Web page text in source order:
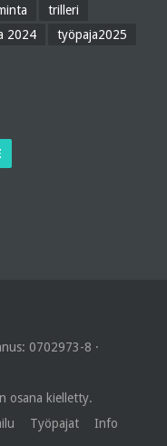
trilleri
2024
työpaja2025
0702973-8 ·
osana kielletty.
Työpajat
Info